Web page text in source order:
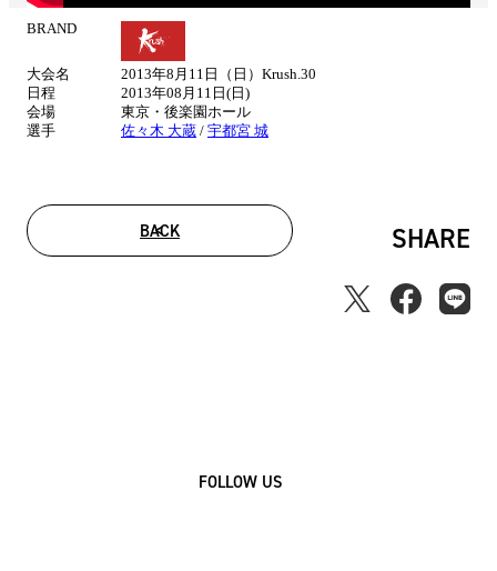
BRAND
大会名
2013年8月11日（日）Krush.30
日程
2013年08月11日(日)
会場
東京・後楽園ホール
選手
佐々木 大蔵 / 宇都宮 城
BACK SHARE
FOLLOW US